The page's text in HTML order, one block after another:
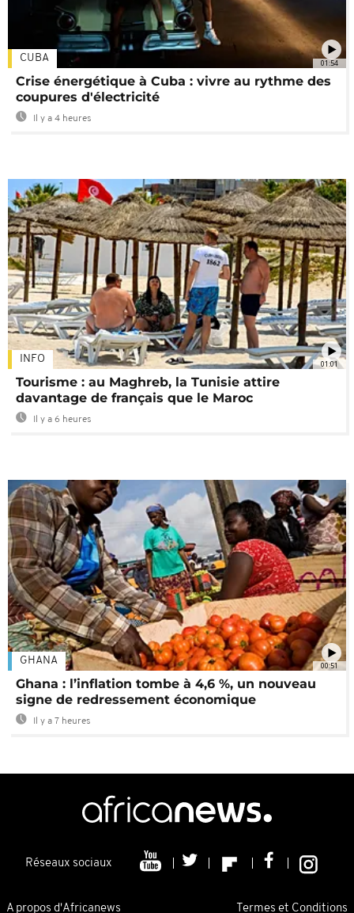
01:54
CUBA
Crise énergétique à Cuba : vivre au rythme des
coupures d'électricité
Il y a 4 heures
01:01
INFO
Tourisme : au Maghreb, la Tunisie attire
davantage de français que le Maroc
Il y a 6 heures
00:51
GHANA
Ghana : l’inflation tombe à 4,6 %, un nouveau
signe de redressement économique
Il y a 7 heures
Réseaux sociaux
A propos d'Africanews Termes et Conditions